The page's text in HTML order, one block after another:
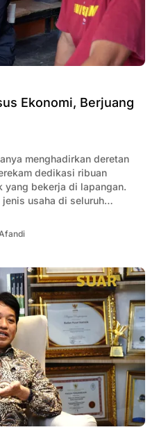
Ekonomi, Berjuang
menghadirkan deretan
dedikasi ribuan
yang bekerja di lapangan.
usaha di seluruh
memastikan setiap
Dalam